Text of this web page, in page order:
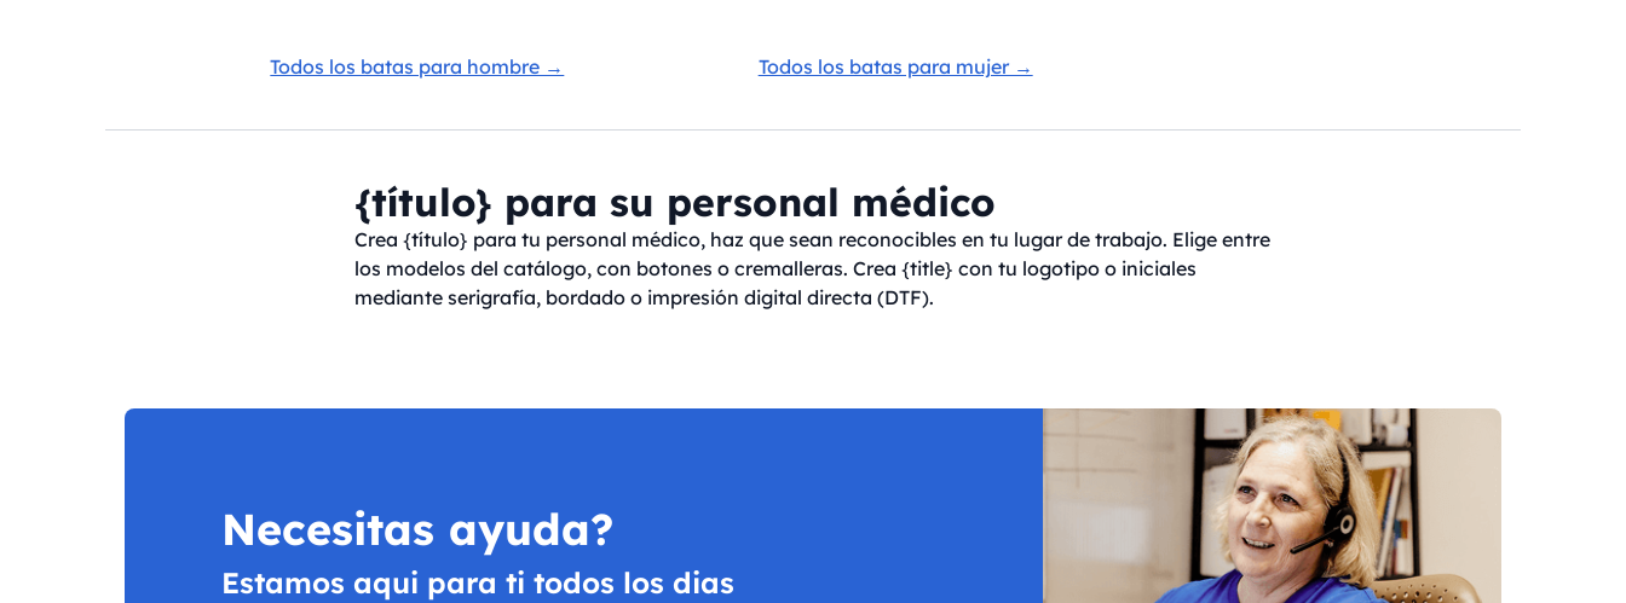
Todos los batas para hombre → Todos los batas para mujer →
{título} para su personal médico
Crea {título} para tu personal médico, haz que sean reconocibles en tu lugar de trabajo. Elige entre
los modelos del catálogo, con botones o cremalleras. Crea {title} con tu logotipo o iniciales
mediante serigrafía, bordado o impresión digital directa (DTF).
Necesitas ayuda?
Estamos aqui para ti todos los dias